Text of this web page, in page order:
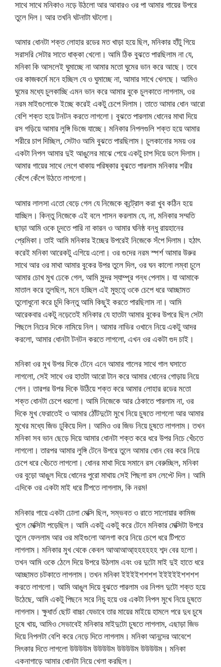
সাথে সাথে মনিকাও নড়ে উঠলো আর আবারও ওর পা আমার গায়ের উপরে
তুলে দিল। আর তখনি ঘটনাটা ঘটলো।
আমার ধোনটা শক্ত লোহার রডের মত খাড়া হয়ে ছিল, মনিকার হাঁটু গিয়ে
সরাসরি সেটার সাতে ধাক্কা খেলো। আমি ঠিক বুঝতে পারছিলাম না যে,
মনিকা কি আসলেই ঘুমাচ্ছে না আমার মতো ঘুমের ভান করে আছে। তবে
ওর কাজকর্মে মনে হচ্ছিল যে ও ঘুমাচ্ছে না, আমার সাখে খেলছে। আমিও
ঘুমের মধ্যে চুলকাচ্ছি এমন ভান করে আমার বুকে চুলকাতে লাগলাম, ওর
নরম মাইগুলোকে ইচ্ছে করেই একটু চেপে দিলাম। তাতে আমার ধোন আরো
বেশি শক্ত হয়ে টনটন করতে লাগলো। বুঝতে পারলাম ধোনের মাথা দিয়ে
রস গড়িয়ে আমার লুঙ্গি ভিজে যাচ্ছে। মনিকার নিপলগুলি শক্ত হয়ে আমার
শরীরে চাপ দিচ্ছিল, সেটাও আমি বুঝতে পারছিলাম। চুলকানোর সময় ওর
একটা নিপল আমার দুই আঙুলের মাঝে পেয়ে একটু চাপ দিয়ে ডলে দিলাম।
আমার গায়ের সাথে লেগে থাকায় পরিষ্কার বুঝতে পারলাম মনিকার শরীর
কেঁপে কেঁপে উঠতে লাগলো।
আমার লালসা এতো বেড়ে গেল যে নিজেকে কন্ট্রোল করা খুব কঠিন হয়ে
যাচ্ছিল। কিন্তু নিজেকে এই বলে শাসন করলাম যে, না, মনিকার সম্মতি
ছাড়া আমি ওকে চুদতে পারি না কারন ও আমার ঘনিষ্ঠ বন্ধু রায়হানের
প্রেমিকা। তাই আমি মনিকার ইচ্ছের উপরেই নিজেকে সঁপে দিলাম। হঠাৎ
করেই মনিকা আরেকটু এগিয়ে এলো। ওর গুদের নরম স্পর্শ আমার উরুর
সাথে আর ওর মাথা আমার বুকের উপর তুলে দিল, ওর ঘন কালো লম্বা চুলে
আমার চোখ মুখ ঢেকে গেল, আমি সুন্দর স্যাম্পূর গন্ধ পেলাম। যা আমাকে
মাতাল করে তুলছিল, মনে হচ্ছিল এই মুহুতেৃ ওকে চেপে ধরে আচ্ছামত
তুলোধুনো করে চুদি কিন্তু আমি কিছুই করতে পারছিলাম না। আমি
আরেকবার একটু নড়েতেই মনিকার যে হাতটা আমার বুকের উপরে ছিল সেটা
পিছলে নিচের দিকে নামিয়ে নিল। আমার নাভির ওখানে নিয়ে একটু আদর
করলো, আমার ধোনটা টনটন করতে লাগলো, এখন ওর একটা গুদ চাই।
মনিকা ওর মুখ উপর দিকে টেনে এনে আমার গালের সাথে গাল ঘসাতে
লাগলো, সেই সাথে ওর হাতটা আরো টান করে আমার ধোনের গোড়ায় নিয়ে
গেল। তারপর উপর দিকে উঠিয়ে শক্ত করে আমার লোহার রডের মতো
শক্ত ধোনটা চেপে ধরলো। আমি নিজেকে আর ঠেকাতে পারলাম না, ওর
দিকে মুখ ফেরাতেই ও আমার ঠোঁটদুটো মুখে নিয়ে চুষতে লাগলো আর আমার
মুখের মধ্যে জিভ ঢুকিয়ে দিল। আমিও ওর জিভ নিয়ে চুষতে লাগলাম। তখন
মনিকা সব ভান ছেড়ে দিয়ে আমার ধোনটা শক্ত করে ধরে উপর নিচে খেঁচতে
লাগলো। তারপর আমার লুঙ্গি টেনে উপরে তুলে আমার ধোন বের করে নিয়ে
চেপে ধরে খেঁচতে লাগলো। ধোনর মাথা দিয়ে সমানে রস বেরুচ্ছিল, মনিকা
ওর বুড়ো আঙুল দিয়ে ধোনের পুরো মাথায় সেই পিছলা রস লেপ্টে দিল। আমি
এদিকে ওর একটা মাই ধরে টিপতে লাগলাম, কি নরম!
মনিকার গায়ে একটা ঢোলা মেক্সি ছিল, সম্ভবত ও রাতে সালোয়ার কামিজ
খুলে মেক্সিটা পড়েছিল। আমি একটু একটু করে টেনে মনিকার মেক্সিটা উপরে
তুলে ফেললাম আর ওর মাইগুলো আলগা করে নিয়ে চেপে ধরে টিপতে
লাগলাম। মনিকার মুখ থেকে কেবল আআআআ্হহহহহহ শব্দ বের হলো।
তখন আমি ওকে ঠেলে দিয়ে উপরে উঠলাম এবং ওর দুটো মাই দুই হাতে ধরে
আচ্ছামত চটকাতে লাগলাম। তখন মনিকা ইইইইশশশশ ইইইইইশশশশ
করতে লাগলো। আমি আঙুল দিয়ে বুঝতে পারলাম ওর নিপল দুটো শক্ত হয়ে
উঠেছে, আমি একটু পিছনে সরে নিচু হয়ে ওর একটা নিপল মুখে নিয়ে চুষতে
লাগলাম। ক্ষুধার্ত ছোট বাচ্চা যেভাবে তার মায়ের মাইয়ে হামলে পরে দুধ চুষে
চুষে খায়, আমিও সেভাবেই মনিকার মাইদুটো চুষতে লাগলাম, এছাড়া জিভ
দিয়ে নিপলটা বেশি করে নেড়ে দিতে লাগলাম। মনিকা আনন্দের আবেশে
সিৎকার দিতে লাগলো উউউউম উউউউম উউউউম উউউউম। মনিকা
একনাগাড়ে আমার ধোনটা নিয়ে খেলা করছিল।